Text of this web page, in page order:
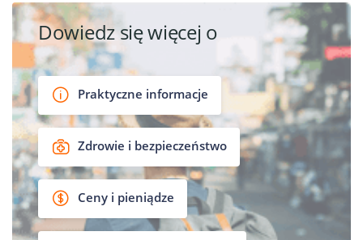
Dowiedz się więcej o
Praktyczne informacje
Zdrowie i bezpieczeństwo
Ceny i pieniądze